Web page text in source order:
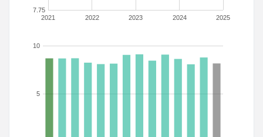
2021 2022 2023 2024 2025
7.75
5
10